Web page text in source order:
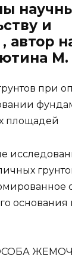
и
автор
М.
при
площадей
основания